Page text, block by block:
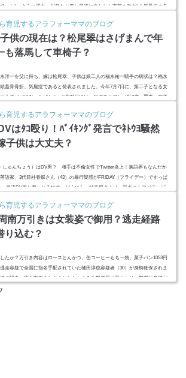
いた! さらに盟友・川島なお美と最後に交わした言葉を激白! 人気番組の名
な家族構成？ 嫁や息子、息子はどんな人？「木ヘンにホワイト」あるいは広
育児するアラフォーママのブログ
供の現在は？松尾翠はさげまんで年
も落馬して車椅子？
洋一を父に持ち、嫁は松尾翠、子供は娘二人の福永祐一騎手の病状は？福永
蓋骨骨折、気脳症であると発表されました。今年7月7日に、第二子となる女
人のパパになったばかり。6月27日には、ワグネリアン（牡3歳、栗東・友道
ばかり。妻は元フジテレビアナウンサーの松尾翠さん（34）。 (adsbygoogle
育児するアラフォーママのブログ
はﾀｺ殴り！ﾊﾞｲｷﾝｸﾞ発言でﾈﾄｳﾖ騒然
子供は大丈夫？
しゅんちょう）はDV男？ 相手は不倫女性でTwitter炎上！落語界もなんだか
語家、3代目桂春蝶さん（43）の暴行疑惑がFRIDAY（フライデー）ですっぱ
早速DV男と書かれる始末。どうやら、桂春蝶さんは、過去にもフジテレビ
っていました。3代目桂春蝶さんとは、どのような人なのでしょうか？FRIDA
育児するアラフォーママのブログ
南万引きは女装姿で御用？逃走経路
り込む？
たか？万引き内容はロースとんかつ、缶コーヒーもち一袋、菓子パン1053円
走容疑で全国に指名手配されていた樋田淳也容疑者（30）が身柄確保されま
の駅食べ物を万引きしようとしたところを警備員に見つかり、警察に身柄が
はどこ？金に困っていた？支援者はいたのか？逃走経路と交通手段は？ (adsb